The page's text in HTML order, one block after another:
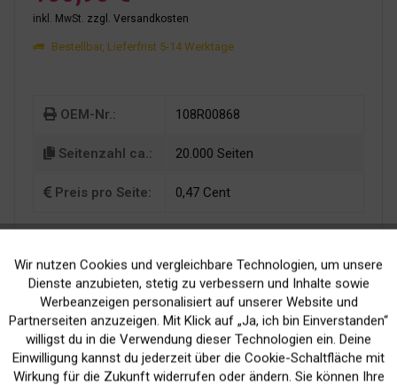
inkl. MwSt. zzgl. Versandkosten
Bestellbar, Lieferfrist 5-14 Werktage
OEM-Nr.: 108R00868
Seitenzahl ca.: 20.000 Seiten
Preis pro Seite: 0,47 Cent
Kein Verlust der
Druckergarantie
Versand innerhalb von
24H*
Funktionale Aktiv
Marketing Inaktiv
Tracking Inaktiv
Wir nutzen Cookies und vergleichbare Technologien, um unsere
Dienste anzubieten, stetig zu verbessern und Inhalte sowie
Werbeanzeigen personalisiert auf unserer Website und
Partnerseiten anzuzeigen. Mit Klick auf „Ja, ich bin Einverstanden“
willigst du in die Verwendung dieser Technologien ein. Deine
Einwilligung kannst du jederzeit über die Cookie-Schaltfläche mit
Wirkung für die Zukunft widerrufen oder ändern. Sie können Ihre